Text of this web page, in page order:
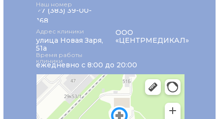
+7 (383) 39-00-
168
Наш номер
ежедневно с 8:00 до 20:00
Время работы
клиники
Адрес клиники
улица Новая Заря,
51а
ООО
«ЦЕНТРМЕДИКАЛ»